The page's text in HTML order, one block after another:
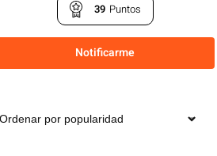
39 Puntos
Notificarme